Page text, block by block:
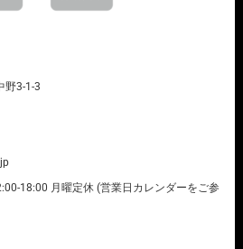
野3-1-3
18:00 月曜定休 (営業日カレンダーをご参